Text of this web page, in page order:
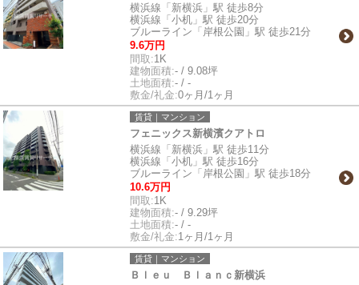
横浜線「新横浜」駅 徒歩8分
横浜線「小机」駅 徒歩20分
ブルーライン「岸根公園」駅 徒歩21分
9.6万円
間取:1K
建物面積:- / 9.08坪
土地面積:- / -
敷金/礼金:0ヶ月/1ヶ月
賃貸｜マンション
フェニックス新横濱クアトロ
横浜線「新横浜」駅 徒歩11分
横浜線「小机」駅 徒歩16分
ブルーライン「岸根公園」駅 徒歩18分
10.6万円
間取:1K
建物面積:- / 9.29坪
土地面積:- / -
敷金/礼金:1ヶ月/1ヶ月
賃貸｜マンション
Ｂｌｅｕ Ｂｌａｎｃ新横浜